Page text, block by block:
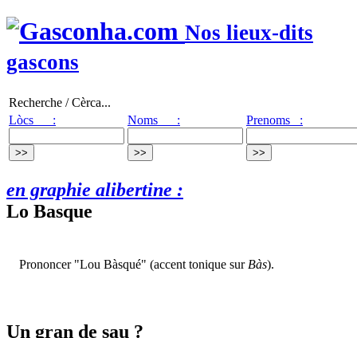
Nos lieux-dits
gascons
Recherche / Cèrca...
Lòcs :
Noms : Prenoms :
en graphie alibertine :
Lo Basque
Prononcer "Lou Bàsqué" (accent tonique sur Bàs).
Un gran de sau ?